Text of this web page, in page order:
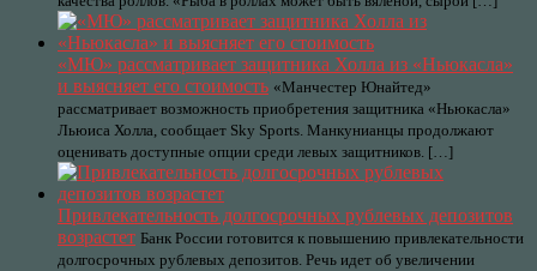
«МЮ» рассматривает защитника Холла из «Ньюкасла»
и выясняет его стоимость «Манчестер Юнайтед»
рассматривает возможность приобретения защитника «Ньюкасла»
Льюиса Холла, сообщает Sky Sports. Манкунианцы продолжают
оценивать доступные опции среди левых защитников. […]
Привлекательность долгосрочных рублевых депозитов
возрастет Банк России готовится к повышению привлекательности
долгосрочных рублевых депозитов. Речь идет об увеличении